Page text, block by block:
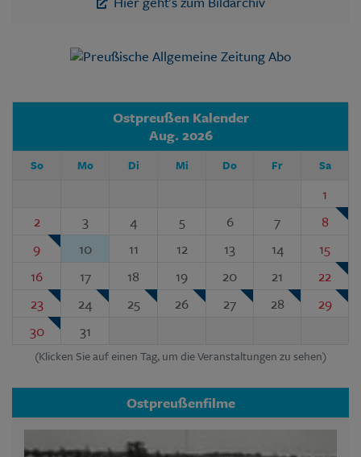
Ostpreußen Kalender
Aug. 2026
So Mo Di Mi Do Fr Sa
1
2
3 4 5 6 7
8
9
10 11 12 13 14
15
16
17 18 19 20 21
22
23
24 25 26 27 28
29
30
31
(Klicken Sie auf einen Tag, um die Veranstaltungen zu sehen)
Ostpreußenfilme